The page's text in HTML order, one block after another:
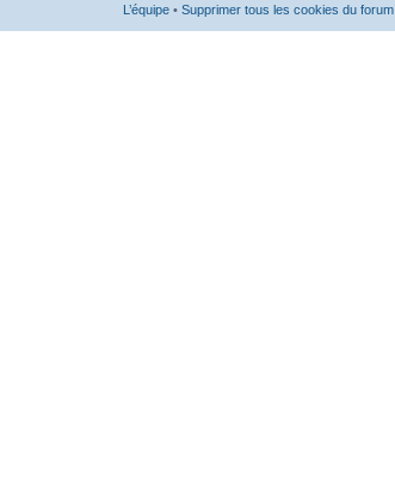
L’équipe • Supprimer tous les cookies du forum